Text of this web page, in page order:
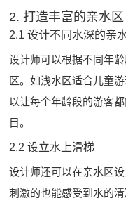
2. 打造丰富的亲水区
2.1 设计不同水深的亲
设计师可以根据不同年
区。如浅水区适合儿童
以让每个年龄段的游客
目。
2.2 设立水上滑梯
设计师还可以在亲水区
刺激的也能感受到水的